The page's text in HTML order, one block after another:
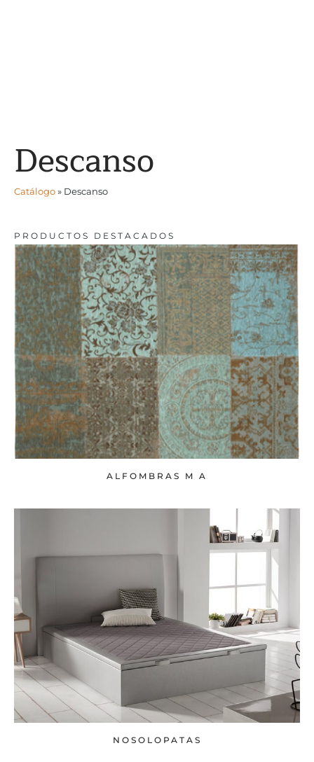
Descanso
Catálogo» Descanso
PRODUCTOS DESTACADOS
ALFOMBRAS M A
NOSOLOPATAS